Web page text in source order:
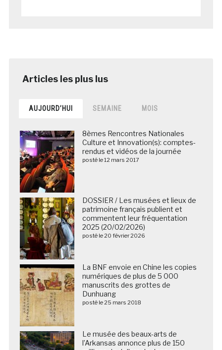
AUJOURD’HUI SEMAINE MOIS
8èmes Rencontres Nationales
Culture et Innovation(s): comptes-
rendus et vidéos de la journée
posté le 12 mars 2017
DOSSIER / Les musées et lieux de
patrimoine français publient et
commentent leur fréquentation
2025 (20/02/2026)
posté le 20 février 2026
La BNF envoie en Chine les copies
numériques de plus de 5 000
manuscrits des grottes de
Dunhuang
posté le 25 mars 2018
Le musée des beaux-arts de
l’Arkansas annonce plus de 150